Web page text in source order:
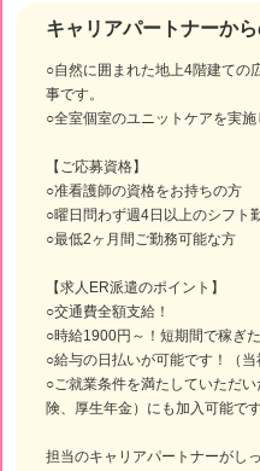
キャリアパートナーか
○自然に囲まれた地上4階建ての
事です。
○全室個室のユニットケアを実施
【ご応募資格】
○准看護師の資格をお持ちの方
○曜日問わず週4日以上のシフト
○最低2ヶ月間ご勤務可能な方
【求人ER派遣のポイント】
○交通費全額支給！
○時給1900円～！短期間で稼ぎ
○給与の日払いが可能です！（当
○ご就業条件を満たしていただ
険、厚生年金）にも加入可能です
担当のキャリアパートナーがし